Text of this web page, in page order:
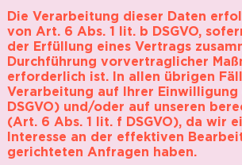
Die Verarbeitung dieser Daten
von Art. 6 Abs. 1 lit. b DSGVO,
der Erfüllung eines Vertrags
Durchführung vorvertraglicher
erforderlich ist. In allen übrigen
Verarbeitung auf Ihrer Einwilligung
DSGVO) und/oder auf unseren
(Art. 6 Abs. 1 lit. f DSGVO), da wir
Interesse an der effektiven
gerichteten Anfragen haben.